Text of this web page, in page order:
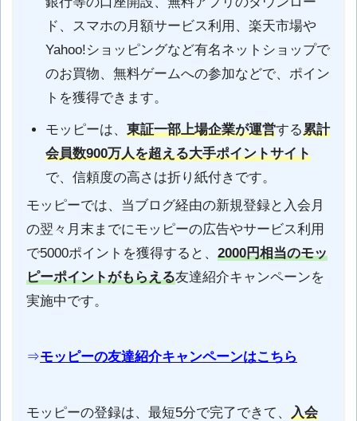
ド、スマホの月額サービス利用、楽天市場や
Yahoo!ショッピングなど有名ネットショップで
のお買物、無料ゲームへの参加などで、ポイン
トを獲得できます。
モッピーは、 東証一部上場企業が運営する累計
会員数900万人を超える大手ポイントサイト
で、信頼度の高さは折り紙付きです。
モッピーでは、当ブログ経由の新規登録と入会月
の翌々月末までにモッピーの広告やサービス利用
で5000ポイントを獲得すると、 2000円相当のモッ
ピーポイントがもらえる友達紹介キャンペーンを
実施中です。
⇒モッピーの友達紹介キャンペーンはこちら
モッピーの登録は、最短5分で完了できて、 入会